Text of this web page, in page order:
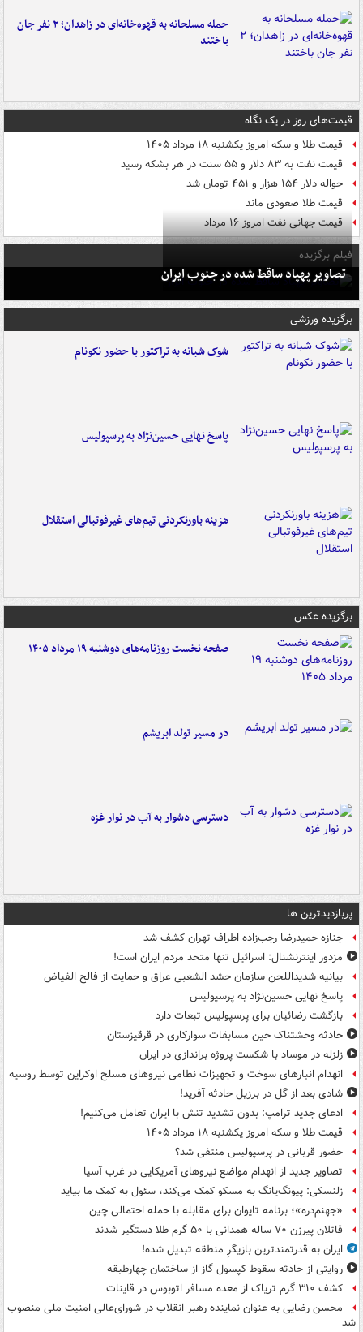
حمله مسلحانه به قهوه‌خانه‌ای در زاهدان؛ ۲ نفر جان
باختند
قیمت‌های روز در یک نگاه
قیمت طلا و سکه امروز یکشنبه ۱۸ مرداد ۱۴۰۵
قیمت نفت به ۸۳ دلار و ۵۵ سنت در هر بشکه رسید
حواله دلار ۱۵۴ هزار و ۴۵۱ تومان شد
قیمت طلا صعودی ماند
قیمت جهانی نفت امروز ۱۶ مرداد
فیلم برگزیده
تصاویر پهپاد ساقط شده در جنوب ایران
برگزیده ورزشی
شوک شبانه به تراکتور با حضور نکونام
پاسخ نهایی حسین‌نژاد به پرسپولیس
هزینه باورنکردنی تیم‌های غیرفوتبالی استقلال
برگزیده عکس
صفحه نخست روزنامه‌های دوشنبه ۱۹ مرداد ۱۴۰۵
در مسیر تولد ابریشم
دسترسی دشوار به آب در نوار غزه
پربازدیدترین ها
جنازه حمیدرضا رجب‌زاده اطراف تهران کشف شد
مزدور اینترنشنال: اسرائیل تنها متحد مردم ایران است!
بیانیه شدیداللحن سازمان حشد الشعبی عراق و حمایت از فالح الفیاض
پاسخ نهایی حسین‌نژاد به پرسپولیس
بازگشت رضائیان برای پرسپولیس تبعات دارد
حادثه وحشتناک حین مسابقات سوارکاری در قرقیزستان
زلزله در موساد با شکست پروژه براندازی در ایران
انهدام انبارهای سوخت و تجهیزات نظامی نیروهای مسلح اوکراین توسط روسیه
شادی بعد از گل در برزیل حادثه آفرید!
ادعای جدید ترامپ: بدون تشدید تنش با ایران تعامل می‌کنیم!
قیمت طلا و سکه امروز یکشنبه ۱۸ مرداد ۱۴۰۵
حضور قربانی در پرسپولیس منتفی شد؟
تصاویر جدید از انهدام مواضع نیروهای آمریکایی در غرب آسیا
زلنسکی: پیونگ‌یانگ به مسکو کمک می‌کند، سئول به کمک ما بیاید
«جهنم‌دره»؛ برنامه تایوان برای مقابله با حمله احتمالی چین
قاتلان پیرزن ۷۰ ساله همدانی با ۵۰ گرم طلا دستگیر شدند
ایران به قدرتمندترین بازیگرِ منطقه تبدیل شده!
روایتی از حادثه سقوط کپسول گاز از ساختمان چهارطبقه
کشف ۳۱۰ گرم تریاک از معده مسافر اتوبوس در قاینات
محسن رضایی به عنوان نماینده رهبر انقلاب در شورای‌عالی امنیت ملی منصوب
شد